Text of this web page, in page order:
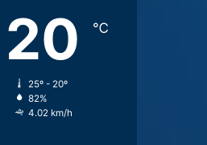
20 ℃
25º - 20º
82%
4.02 km/h